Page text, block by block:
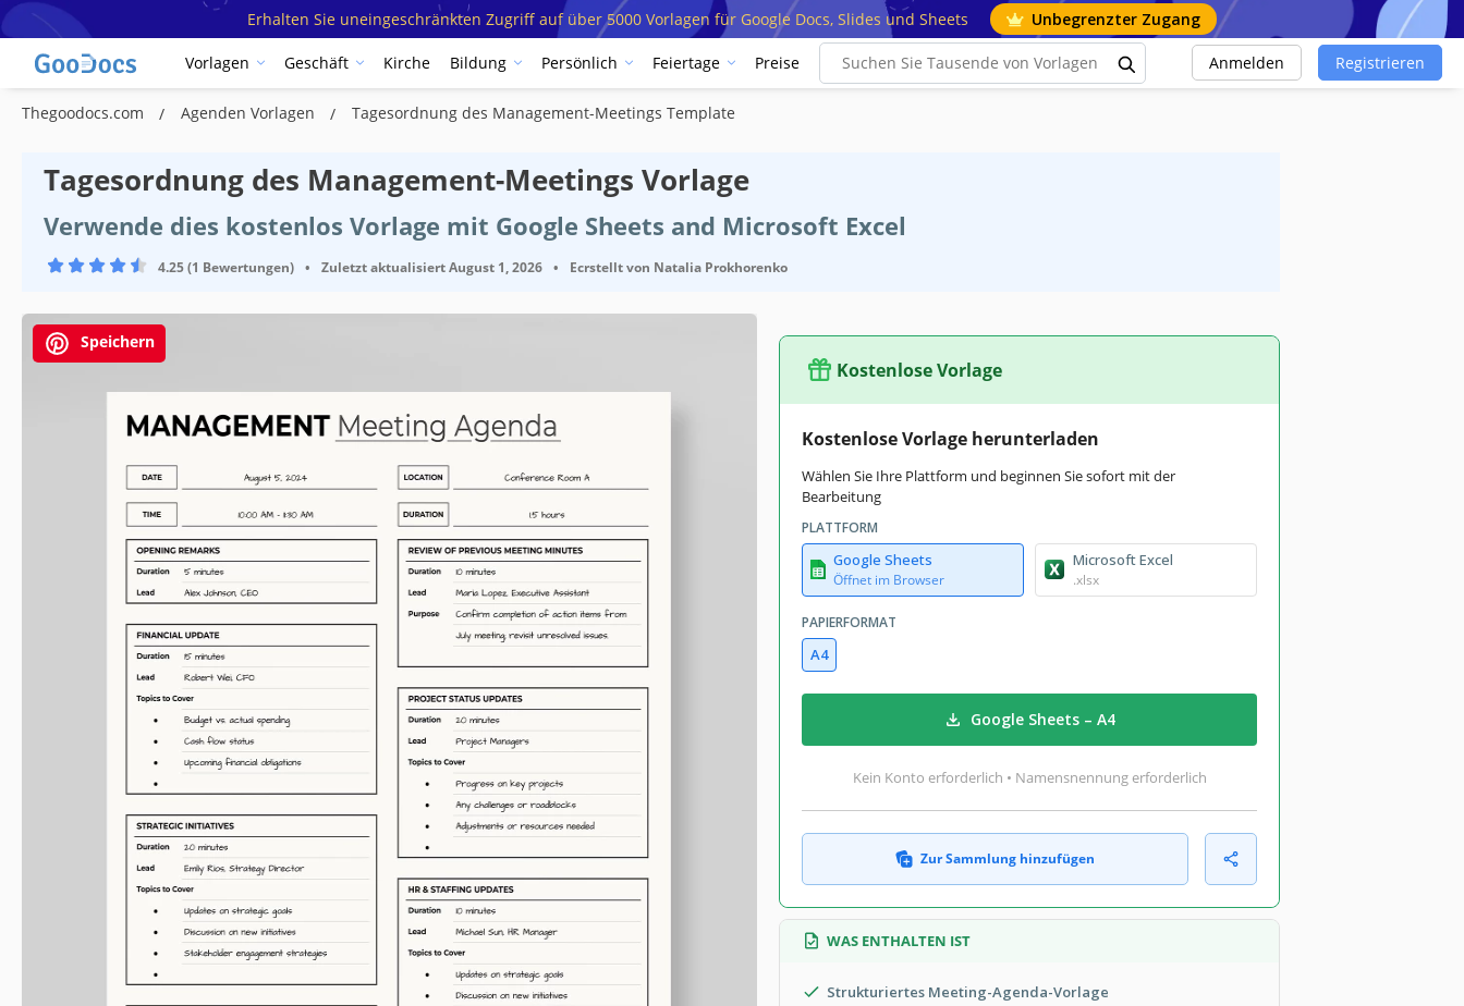
Erhalten Sie uneingeschränkten Zugriff auf über 5000 Vorlagen für Google Docs, Slides und Sheets Unbegrenzter Zugang
Vorlagen Geschäft Kirche Bildung Persönlich Feiertage Preise Anmelden Registrieren
Thegoodocs.com Agenden Vorlagen Tagesordnung des Management-Meetings Template
Tagesordnung des Management-Meetings Vorlage
Verwende dies kostenlos Vorlage mit Google Sheets and Microsoft Excel
4.25 (1 Bewertungen) • Zuletzt aktualisiertAugust 1, 2026 • Ecrstellt von Natalia Prokhorenko
Speichern
Kostenlose Vorlage
Kostenlose Vorlage herunterladen
Wählen Sie Ihre Plattform und beginnen Sie sofort mit der
Bearbeitung
PLATTFORM
Google Sheets
Öffnet im Browser
Microsoft Excel
.xlsx
PAPIERFORMAT
A4
Google Sheets – A4
Kein Konto erforderlich • Namensnennung erforderlich
Zur Sammlung hinzufügen
WAS ENTHALTEN IST
Strukturiertes Meeting-Agenda-Vorlage